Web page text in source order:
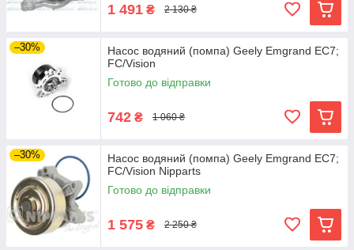
1 491 ₴ 2 130 ₴
–30%
Насос водяний (помпа) Geely Emgrand EC7;
FC/Vision
Готово до відправки
742 ₴ 1 060 ₴
–30%
Насос водяний (помпа) Geely Emgrand EC7;
FC/Vision Nipparts
Готово до відправки
1 575 ₴ 2 250 ₴